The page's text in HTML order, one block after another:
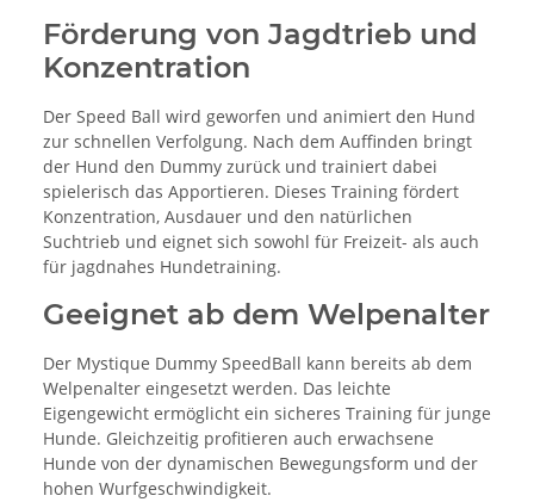
Förderung von Jagdtrieb und
Konzentration
Der Speed Ball wird geworfen und animiert den Hund
zur schnellen Verfolgung. Nach dem Auffinden bringt
der Hund den Dummy zurück und trainiert dabei
spielerisch das Apportieren. Dieses Training fördert
Konzentration, Ausdauer und den natürlichen
Suchtrieb und eignet sich sowohl für Freizeit- als auch
für jagdnahes Hundetraining.
Geeignet ab dem Welpenalter
Der Mystique Dummy SpeedBall kann bereits ab dem
Welpenalter eingesetzt werden. Das leichte
Eigengewicht ermöglicht ein sicheres Training für junge
Hunde. Gleichzeitig profitieren auch erwachsene
Hunde von der dynamischen Bewegungsform und der
hohen Wurfgeschwindigkeit.